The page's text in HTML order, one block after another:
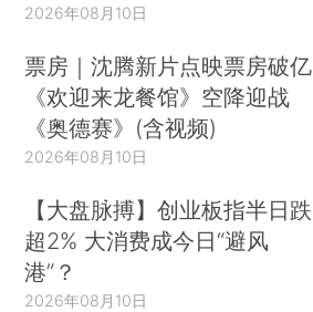
2026年08月10日
票房｜沈腾新片点映票房破亿
《欢迎来龙餐馆》空降迎战
《奥德赛》(含视频)
2026年08月10日
【大盘脉搏】创业板指半日跌
超2% 大消费成今日“避风
港”？
2026年08月10日